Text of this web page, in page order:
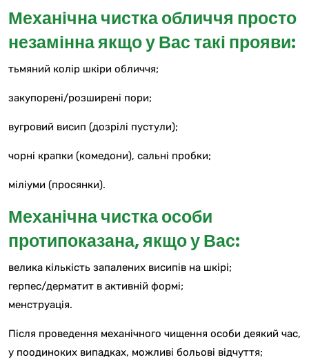
Механічна чистка обличчя просто
незамінна якщо у Вас такі прояви:
тьмяний колір шкіри обличчя;
закупорені/розширені пори;
вугровий висип (дозрілі пустули);
чорні крапки (комедони), сальні пробки;
міліуми (просянки).
Механічна чистка особи
протипоказана, якщо у Вас:
велика кількість запалених висипів на шкірі;
герпес/дерматит в активній формі;
менструація.
Після проведення механічного чищення особи деякий час,
у поодиноких випадках, можливі больові відчуття;